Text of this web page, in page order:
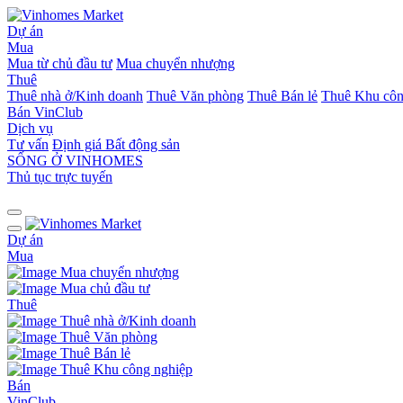
Dự án
Mua
Mua từ chủ đầu tư Mua chuyển nhượng
Thuê
Thuê nhà ở/Kinh doanh Thuê Văn phòng Thuê Bán lẻ Thuê Khu
Bán VinClub
Dịch vụ
Tư vấn Định giá Bất động sản
SỐNG Ở VINHOMES
Thủ tục trực tuyến
Dự án
Mua
Mua chuyển nhượng
Mua chủ đầu tư
Thuê
Thuê nhà ở/Kinh doanh
Thuê Văn phòng
Thuê Bán lẻ
Thuê Khu công nghiệp
Bán